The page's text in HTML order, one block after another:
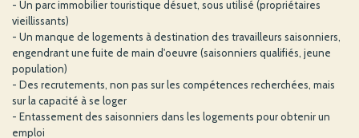
- Un parc immobilier touristique désuet, sous utilisé (propriétaires
vieillissants)
- Un manque de logements à destination des travailleurs saisonniers,
engendrant une fuite de main d'oeuvre (saisonniers qualifiés, jeune
population)
- Des recrutements, non pas sur les compétences recherchées, mais
sur la capacité à se loger
- Entassement des saisonniers dans les logements pour obtenir un
emploi